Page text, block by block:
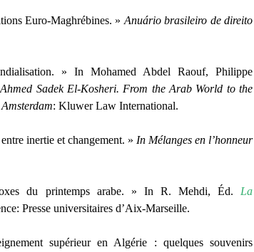
Euro-Maghrébines. » Anuário brasileiro de direito
» In Mohamed Abdel Raouf, Philippe
Sadek El-Kosheri. From the Arab World to the
: Kluwer Law International.
inertie et changement. » In Mélanges en l’honneur
du printemps arabe. » In R. Mehdi, Éd. La
Presse universitaires d’Aix-Marseille.
supérieur en Algérie : quelques souvenirs